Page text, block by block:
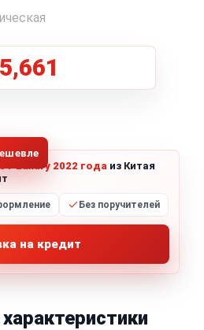
Luxury 2022 года из Китая
Без поручителей
на кредит